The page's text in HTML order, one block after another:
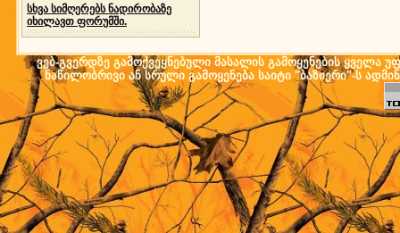
სხვა სიმღერებს ნადირობაზე
იხილავთ ფორუმში.
ვებ-გვერდზე გამოქვეყნებული მასალის გამოყენების ყველა
ნაწილობრივი ან სრული გამოყენება საიტი "ბაზიერი"-ს